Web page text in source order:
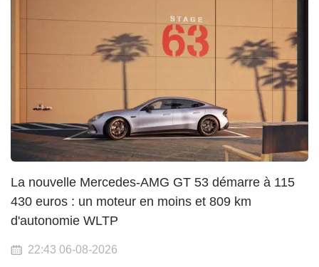
La nouvelle Mercedes-AMG GT 53 démarre à 115
430 euros : un moteur en moins et 809 km
d'autonomie WLTP
22:43 06-08-2026